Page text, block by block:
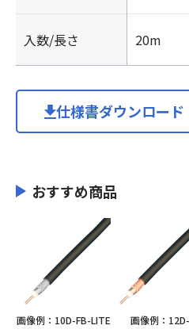
ジ
ク
ラ
入数/長さ 20m
仕様書ダウンロード
おすすめ商品
画像例：10D-FB-LITE 画像例：